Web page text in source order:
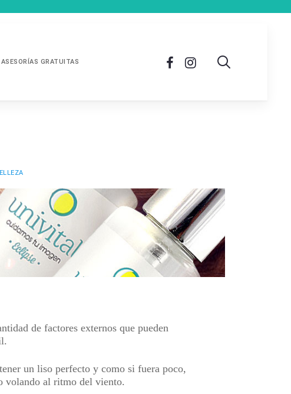
ASESORÍAS GRATUITAS
de factores externos que pueden
un liso perfecto y como si fuera poco,
volando al ritmo del viento.